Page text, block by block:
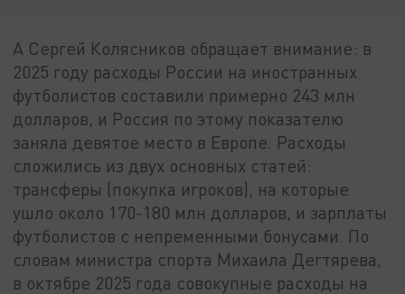
А Сергей Колясников обращает внимание: в
2025 году расходы России на иностранных
футболистов составили примерно 243 млн
долларов, и Россия по этому показателю
заняла девятое место в Европе. Расходы
сложились из двух основных статей:
трансферы (покупка игроков), на которые
ушло около 170-180 млн долларов, и зарплаты
футболистов с непременными бонусами. По
словам министра спорта Михаила Дегтярева,
в октябре 2025 года совокупные расходы на